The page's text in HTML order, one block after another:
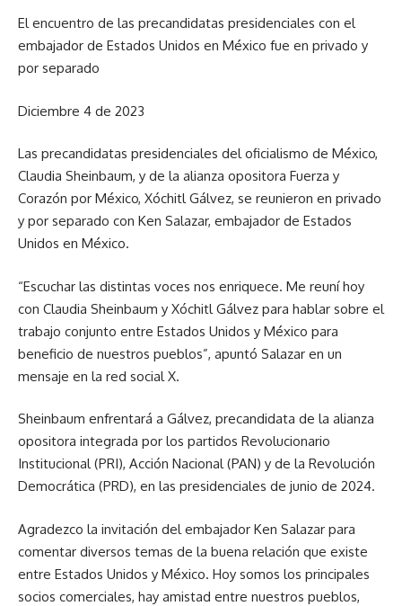
El encuentro de las precandidatas presidenciales con el
embajador de Estados Unidos en México fue en privado y
por separado
Diciembre 4 de 2023
Las precandidatas presidenciales del oficialismo de México,
Claudia Sheinbaum, y de la alianza opositora Fuerza y
Corazón por México, Xóchitl Gálvez, se reunieron en privado
y por separado con Ken Salazar, embajador de Estados
Unidos en México.
“Escuchar las distintas voces nos enriquece. Me reuní hoy
con Claudia Sheinbaum y Xóchitl Gálvez para hablar sobre el
trabajo conjunto entre Estados Unidos y México para
beneficio de nuestros pueblos”, apuntó Salazar en un
mensaje en la red social X.
Sheinbaum enfrentará a Gálvez, precandidata de la alianza
opositora integrada por los partidos Revolucionario
Institucional (PRI), Acción Nacional (PAN) y de la Revolución
Democrática (PRD), en las presidenciales de junio de 2024.
Agradezco la invitación del embajador Ken Salazar para
comentar diversos temas de la buena relación que existe
entre Estados Unidos y México. Hoy somos los principales
socios comerciales, hay amistad entre nuestros pueblos,